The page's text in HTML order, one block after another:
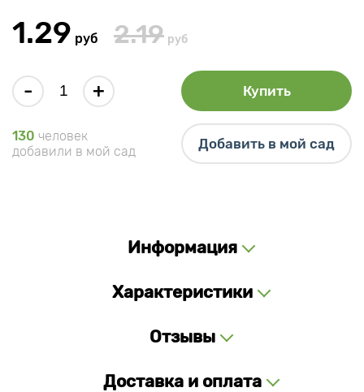
1.29 руб 2.19 руб
- + Купить
130 человек
добавили в мой сад
Добавить в мой сад
Информация
Характеристики
Отзывы
Доставка и оплата